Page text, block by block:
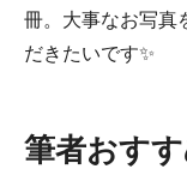
冊。大事なお写真
だきたいです✨
筆者おす